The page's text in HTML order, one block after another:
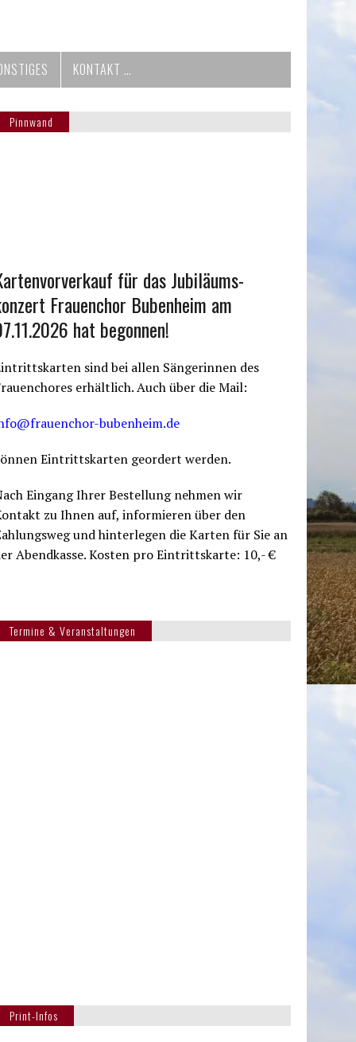
KONTAKT …
Pinnwand
für das Jubiläums-
Frauenchor Bubenheim am
hat begonnen!
sind bei allen Sängerinnen des
erhältlich. Auch über die Mail:
bubenheim.de
Eintrittskarten geordert werden.
Eingang Ihrer Bestellung nehmen wir
zu Ihnen auf, informieren über den
und hinterlegen die Karten für Sie an
Abendkasse. Kosten pro Eintrittskarte: 10,- €
Termine & Veranstaltungen
Print-Infos